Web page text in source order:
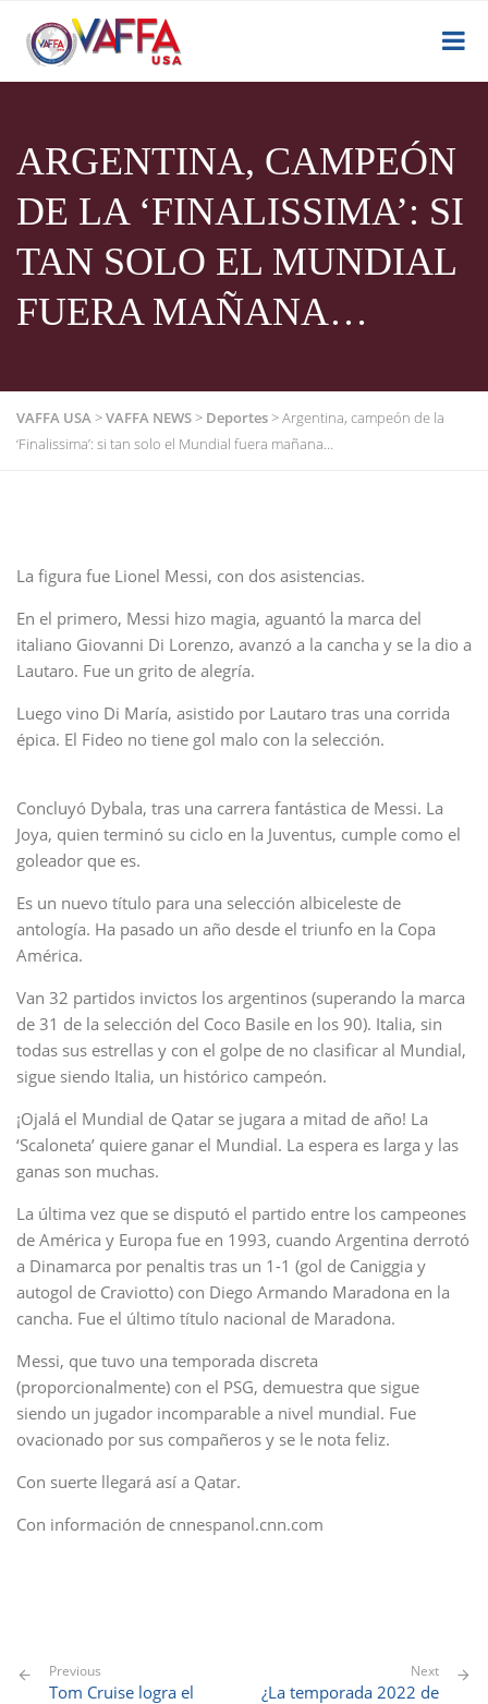
ARGENTINA, CAMPEÓN
DE LA ‘FINALISSIMA’: SI
TAN SOLO EL MUNDIAL
FUERA MAÑANA…
VAFFA USA>VAFFA NEWS> Deportes>Argentina, campeón de la
‘Finalissima’: si tan solo el Mundial fuera mañana…
La figura fue Lionel Messi, con dos asistencias.
En el primero, Messi hizo magia, aguantó la marca del
italiano Giovanni Di Lorenzo, avanzó a la cancha y se la dio a
Lautaro. Fue un grito de alegría.
Luego vino Di María, asistido por Lautaro tras una corrida
épica. El Fideo no tiene gol malo con la selección.
Concluyó Dybala, tras una carrera fantástica de Messi. La
Joya, quien terminó su ciclo en la Juventus, cumple como el
goleador que es.
Es un nuevo título para una selección albiceleste de
antología. Ha pasado un año desde el triunfo en la Copa
América.
Van 32 partidos invictos los argentinos (superando la marca
de 31 de la selección del Coco Basile en los 90). Italia, sin
todas sus estrellas y con el golpe de no clasificar al Mundial,
sigue siendo Italia, un histórico campeón.
¡Ojalá el Mundial de Qatar se jugara a mitad de año! La
‘Scaloneta’ quiere ganar el Mundial. La espera es larga y las
ganas son muchas.
La última vez que se disputó el partido entre los campeones
de América y Europa fue en 1993, cuando Argentina derrotó
a Dinamarca por penaltis tras un 1-1 (gol de Caniggia y
autogol de Craviotto) con Diego Armando Maradona en la
cancha. Fue el último título nacional de Maradona.
Messi, que tuvo una temporada discreta
(proporcionalmente) con el PSG, demuestra que sigue
siendo un jugador incomparable a nivel mundial. Fue
ovacionado por sus compañeros y se le nota feliz.
Con suerte llegará así a Qatar.
Con información de cnnespanol.cnn.com
Previous
Tom Cruise logra el
Next
¿La temporada 2022 de